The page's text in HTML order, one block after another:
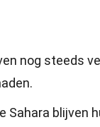
nog steeds
Sahara blijven